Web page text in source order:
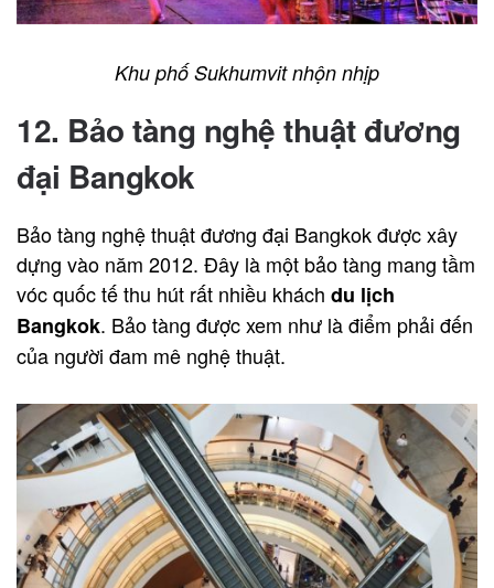
Khu phố Sukhumvit nhộn nhịp
12. Bảo tàng nghệ thuật đương
đại Bangkok
Bảo tàng nghệ thuật đương đại Bangkok được xây
dựng vào năm 2012. Đây là một bảo tàng mang tầm
vóc quốc tế thu hút rất nhiều khách du lịch
Bangkok. Bảo tàng được xem như là điểm phải đến
của người đam mê nghệ thuật.